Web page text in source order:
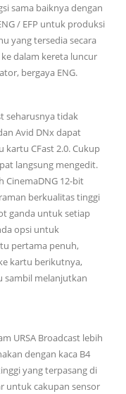
sama baiknya dengan
/ EFP untuk produksi
yang tersedia secara
dalam kereta luncur
bergaya ENG.
seharusnya tidak
Avid DNx dapat
kartu CFast 2.0. Cukup
langsung mengedit.
CinemaDNG 12-bit
berkualitas tinggi
ganda untuk setiap
opsi untuk
pertama penuh,
kartu berikutnya,
sambil melanjutkan
URSA Broadcast lebih
dengan kaca B4
yang terpasang di
untuk cakupan sensor